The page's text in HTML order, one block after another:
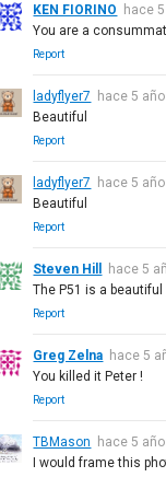
KEN FIORINO
hace
You are a
Report
ladyflyer7
hace 5
Beautiful
Report
ladyflyer7
hace 5
Beautiful
Report
Steven Hill
hace 5
The P51 is a beautiful
Report
Greg Zelna hace 5
You killed it Peter !
Report
TBMason
hace 5
I would frame this